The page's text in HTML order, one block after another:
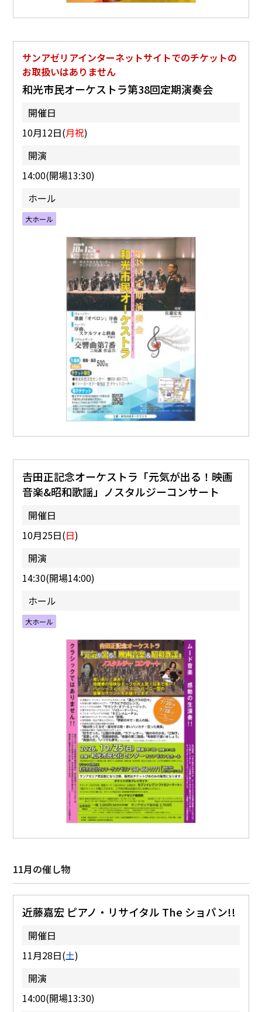
サンアゼリアインターネットサイトでのチケットの
お取扱いはありません
和光市民オーケストラ第38回定期演奏会
開催日
10月12日(月祝)
開演
14:00(開場13:30)
ホール
大ホール
𠮷田正記念オーケストラ「元気が出る！映画
音楽&昭和歌謡」ノスタルジーコンサート
開催日
10月25日(日)
開演
14:30(開場14:00)
ホール
大ホール
11月の催し物
近藤嘉宏 ピアノ・リサイタル The ショパン!!
開催日
11月28日(土)
開演
14:00(開場13:30)